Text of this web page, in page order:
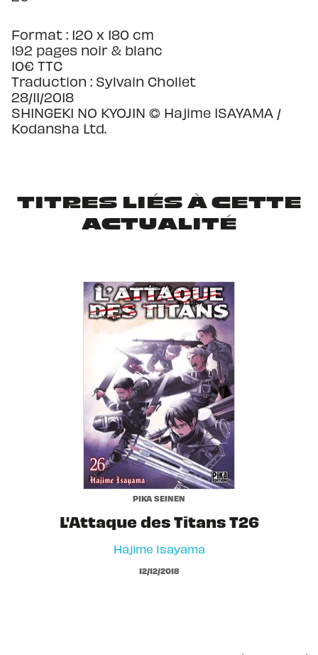
Format : 120 x 180 cm
192 pages noir & blanc
10€ TTC
Traduction : Sylvain Chollet
28/11/2018
SHINGEKI NO KYOJIN © Hajime ISAYAMA /
Kodansha Ltd.
TITRES LIÉS À CETTE
ACTUALITÉ
PIKA SEINEN
L'Attaque des Titans T26
Hajime Isayama
12/12/2018